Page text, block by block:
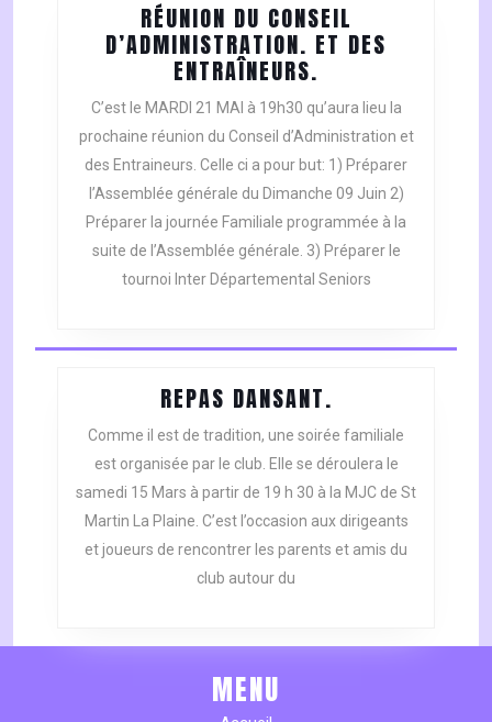
RÉUNION DU CONSEIL
D’ADMINISTRATION. ET DES
ENTRAÎNEURS.
DU
CONSEIL
ET
DES
ENTRAÎNEURS.
C’est le MARDI 21 MAI à 19h30 qu’aura lieu la
prochaine réunion du Conseil d’Administration et
des Entraineurs. Celle ci a pour but: 1) Préparer
l’Assemblée générale du Dimanche 09 Juin 2)
Préparer la journée Familiale programmée à la
suite de l’Assemblée générale. 3) Préparer le
tournoi Inter Départemental Seniors
REPAS DANSANT.
DANSANT.
Comme il est de tradition, une soirée familiale
est organisée par le club. Elle se déroulera le
samedi 15 Mars à partir de 19 h 30 à la MJC de St
Martin La Plaine. C’est l’occasion aux dirigeants
et joueurs de rencontrer les parents et amis du
club autour du
MENU